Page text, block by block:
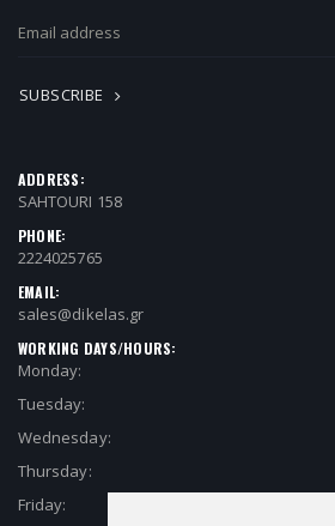
SUBSCRIBE
ADDRESS:
SAHTOURI 158
PHONE:
2224025765
EMAIL:
sales@dikelas.gr
WORKING DAYS/HOURS:
Monday:
Tuesday:
Wednesday:
Thursday:
Friday: